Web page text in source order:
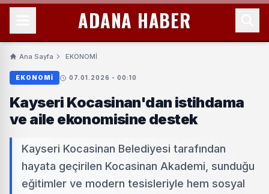
ADANA HABER
Ana Sayfa EKONOMİ
EKONOMİ 07.01.2026 - 00:10
Kayseri Kocasinan'dan istihdama
ve aile ekonomisine destek
Kayseri Kocasinan Belediyesi tarafından
hayata geçirilen Kocasinan Akademi, sunduğu
eğitimler ve modern tesisleriyle hem sosyal